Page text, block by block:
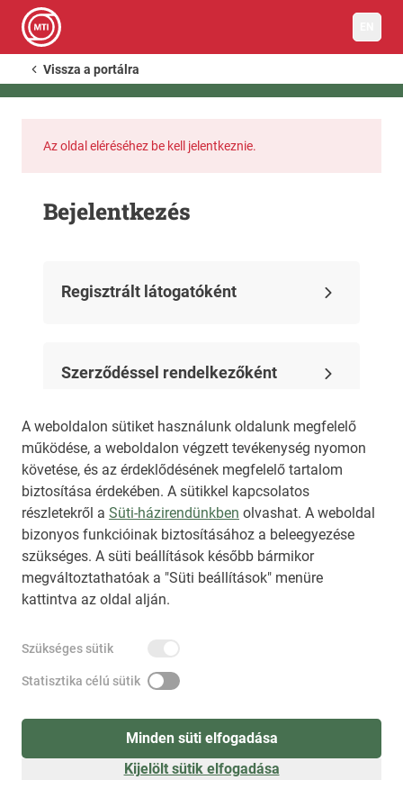
A weboldalon sütiket használunk oldalunk megfelelő
működése, a weboldalon végzett tevékenység nyomon
követése, és az érdeklődésének megfelelő tartalom
biztosítása érdekében. A sütikkel kapcsolatos
részletekről a Süti-házirendünkben olvashat. A weboldal
bizonyos funkcióinak biztosításához a beleegyezése
szükséges. A süti beállítások később bármikor
megváltoztathatóak a "Süti beállítások" menüre
kattintva az oldal alján.
Szükséges sütik
Statisztika célú sütik
Minden süti elfogadása
Kijelölt sütik elfogadása
Vissza a portálra
Az oldal eléréséhez be kell jelentkeznie.
Bejelentkezés
Regisztrált látogatóként
Szerződéssel rendelkezőként
Regisztráció(látogatóként)